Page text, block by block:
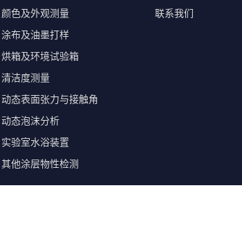
颜色及外观测量
涂布及油墨打样
烘箱及环境试验箱
清洁度测量
动态表面张力与接触角
动态泡沫分析
实验室水浴装置
其他涂层物性检测
联系我们